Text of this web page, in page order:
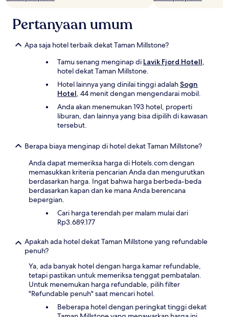
berlaku.
Pertanyaan umum
Apa saja hotel terbaik dekat Taman Millstone?
Tamu senang menginap di Lavik Fjord Hotell,
hotel dekat Taman Millstone.
Hotel lainnya yang dinilai tinggi adalahSogn
Hotel, 44 menit dengan mengendarai mobil.
Anda akan menemukan 193 hotel, properti
liburan, dan lainnya yang bisa dipilih di kawasan
tersebut.
Berapa biaya menginap di hotel dekat Taman Millstone?
Anda dapat memeriksa harga di Hotels.com dengan
memasukkan kriteria pencarian Anda dan mengurutkan
berdasarkan harga. Ingat bahwa harga berbeda-beda
berdasarkan kapan dan ke mana Anda berencana
bepergian.
Cari harga terendah per malam mulai dari
Rp3.689.177
Apakah ada hotel dekat Taman Millstone yang refundable
penuh?
Ya, ada banyak hotel dengan harga kamar refundable,
tetapi pastikan untuk memeriksa tenggat pembatalan.
Untuk menemukan harga refundable, pilih filter
"Refundable penuh" saat mencari hotel.
Beberapa hotel dengan peringkat tinggi dekat